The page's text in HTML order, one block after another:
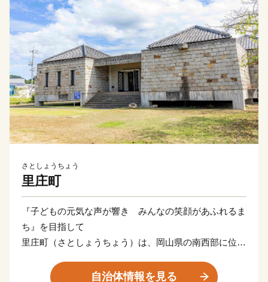
さとしょうちょう
里庄町
『子どもの元気な声が響き みんなの笑顔があふれるま
ち』を目指して
里庄町（さとしょうちょう）は、岡山県の南西部に位置
瀬戸内海特有の温暖な気候と豊かな自然に恵まれ、四季
自治体情報を見る